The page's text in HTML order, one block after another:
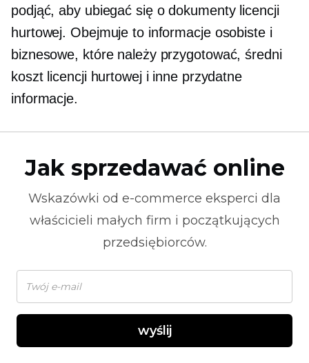
podjąć, aby ubiegać się o dokumenty licencji
hurtowej. Obejmuje to informacje osobiste i
biznesowe, które należy przygotować, średni
koszt licencji hurtowej i inne przydatne
informacje.
Jak sprzedawać online
Wskazówki od e-commerce eksperci dla
właścicieli małych firm i początkujących
przedsiębiorców.
wyślij